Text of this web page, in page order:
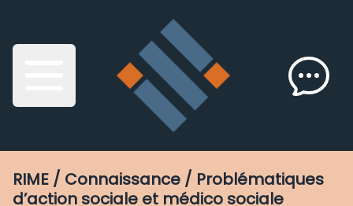
RIME / Connaissance / Problématiques
d’action sociale et médico sociale